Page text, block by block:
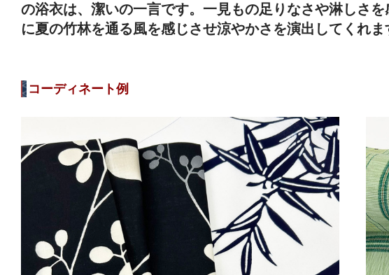
の浴衣は、潔いの一言です。一見もの足りなさや淋しさ
に夏の竹林を通る風を感じさせ涼やかさを演出してくれ
コーディネート例